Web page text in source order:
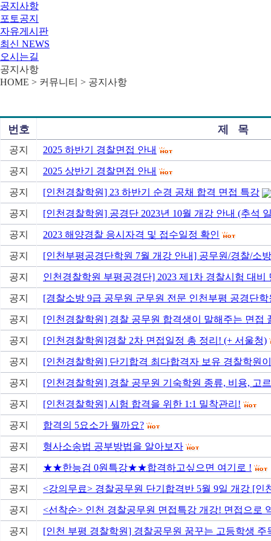
공지사항
포토공지
자유게시판
최신 NEWS
오시는길
공지사항
HOME > 커뮤니티 > 공지사항
번호 제 목
공지 2025 하반기 경찰면접 안내
공지 2025 상반기 경찰면접 안내
공지 [인천경찰학원] 23 하반기 순경 공채 합격 면접 특강
공지 [인천경찰학원] 공경단 2023년 10월 개강 안내 (추석
공지 2023 해양경찰 응시자격 및 접수일정 확인
공지 [인천부평공경단학원 7월 개강 안내] 공무원/경찰/소
공지 인천경찰학원 부평공경단] 2023 제1차 경찰시험 대비
공지 [경찰소방 9급 공무원 군무원 전문 인천부평 공경단
공지 [인천경찰학원] 경찰 공무원 합격생이 말해주는 면접
공지 [인천경찰학원]경찰 2차 면접일정 총 정리! (+ 서울청)
공지 [인천경찰학원] 단기합격 최다합격자 보유 경찰학원
공지 [인천경찰학원] 경찰 공무원 기숙학원 종류, 비용, 고
공지 [인천경찰학원] 시험 합격을 위한 1:1 밀착관리!
공지 합격의 5요소가 뭘까요?
공지 형사소송법 공부방법을 알아보자
공지 ★★한능검 0원특강★★합격하고싶으면 여기로 !
공지 <강의무료> 경찰공무원 단기합격반 5월 9일 개강 [인
공지 <선착순> 인천 경찰공무원 면접특강 개강! 면접으로
공지 [인천 부평 경찰학원] 경찰공무원 꿈꾸는 고등학생 주